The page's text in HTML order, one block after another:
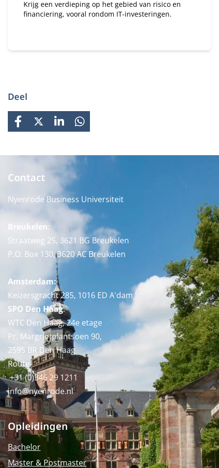
Krijg een verdieping op het gebied van risico en
financiering, vooral rondom IT-investeringen.
Deel
FACEBOOK
X LINKEDINWHATSAPP
Contact
Nyenrode Business Universiteit
Breukelen:
Straatweg 25, 3621 BG Breukelen
P.O. Box 130, 3620 AC Breukelen
Amsterdam:
Keizersgracht 285, 1016 ED A'dam
SPO Den Haag:
WTC Den Haag, 24e etage
Pr. Margrietplantsoen 90,
2595 BR Den Haag
Route
+31 (0)346 29 1211
info@nyenrode.nl
Opleidingen
Bachelor
Master & Postmaster